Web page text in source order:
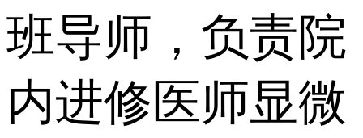
班导师，负责院
内进修医师显微